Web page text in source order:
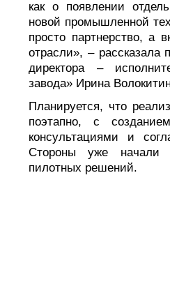
как о появлении
новой промышленной
просто партнерство, а
отрасли», – рассказала
директора –
завода» Ирина
Планируется, что
поэтапно, с
консультациями и
Стороны уже начали
пилотных решений.